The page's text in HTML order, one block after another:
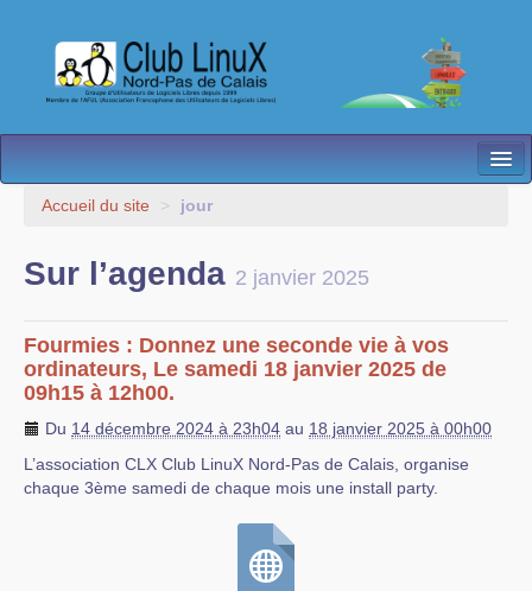
L’Association
Besoin d’Aide ?
Contact
Les antennes
Espace membres
Accueil du site > jour
Sur l’agenda 2 janvier 2025
Fourmies : Donnez une seconde vie à vos
ordinateurs, Le samedi 18 janvier 2025 de
09h15 à 12h00.
Du 14 décembre 2024 à 23h04 au 18 janvier 2025 à 00h00
L’association CLX Club LinuX Nord-Pas de Calais, organise
chaque 3ème samedi de chaque mois une install party.